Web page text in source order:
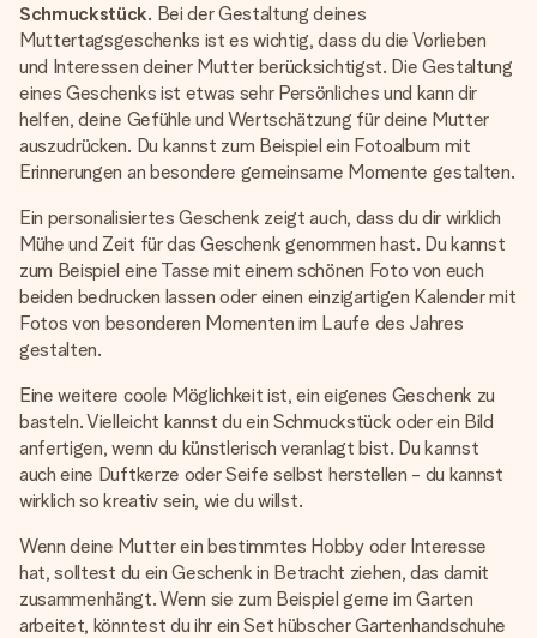
Schmuckstück. Bei der Gestaltung deines
Muttertagsgeschenks ist es wichtig, dass du die Vorlieben
und Interessen deiner Mutter berücksichtigst. Die Gestaltung
eines Geschenks ist etwas sehr Persönliches und kann dir
helfen, deine Gefühle und Wertschätzung für deine Mutter
auszudrücken. Du kannst zum Beispiel ein Fotoalbum mit
Erinnerungen an besondere gemeinsame Momente gestalten.
Ein personalisiertes Geschenk zeigt auch, dass du dir wirklich
Mühe und Zeit für das Geschenk genommen hast. Du kannst
zum Beispiel eine Tasse mit einem schönen Foto von euch
beiden bedrucken lassen oder einen einzigartigen Kalender mit
Fotos von besonderen Momenten im Laufe des Jahres
gestalten.
Eine weitere coole Möglichkeit ist, ein eigenes Geschenk zu
basteln. Vielleicht kannst du ein Schmuckstück oder ein Bild
anfertigen, wenn du künstlerisch veranlagt bist. Du kannst
auch eine Duftkerze oder Seife selbst herstellen - du kannst
wirklich so kreativ sein, wie du willst.
Wenn deine Mutter ein bestimmtes Hobby oder Interesse
hat, solltest du ein Geschenk in Betracht ziehen, das damit
zusammenhängt. Wenn sie zum Beispiel gerne im Garten
arbeitet, könntest du ihr ein Set hübscher Gartenhandschuhe